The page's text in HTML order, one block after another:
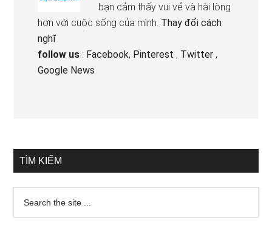
bạn cảm thấy vui vẻ và hài lòng
hơn với cuộc sống của mình. Thay đổi cách
nghĩ
follow us : Facebook, Pinterest , Twitter ,
Google News
TÌM KIẾM